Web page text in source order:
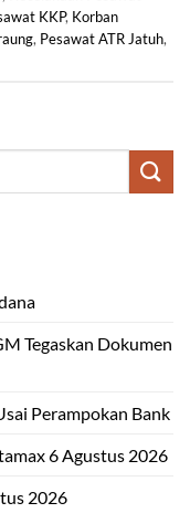
KKP, Korban
, Pesawat ATR Jatuh,
Tegaskan Dokumen
Perampokan Bank
6 Agustus 2026
2026